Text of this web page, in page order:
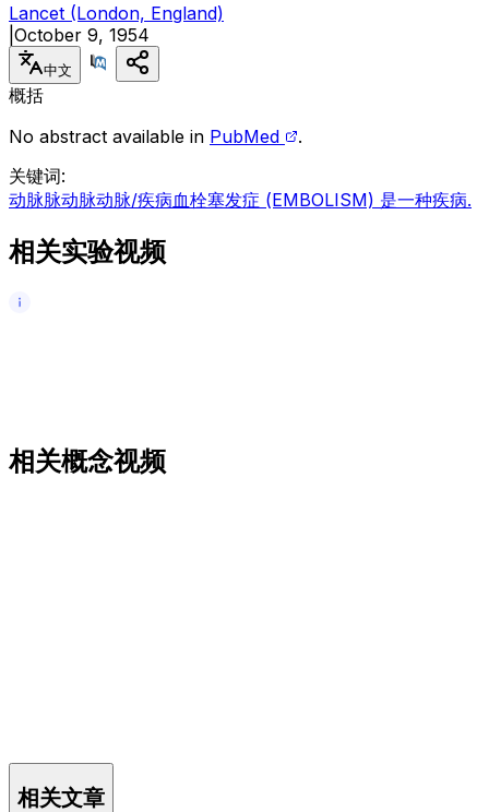
Lancet (London, England)
October 9, 1954
中文
概括
No abstract available in PubMed
.
关键词:
动脉脉动脉动脉/疾病血栓塞发症 (EMBOLISM) 是一种疾病.
相关实验视频
相关概念视频
相关文章